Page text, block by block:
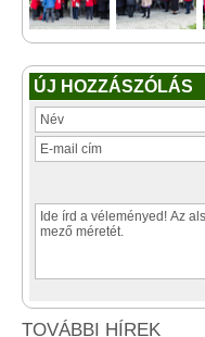
ÚJ HOZZÁSZÓLÁS
TOVÁBBI HÍREK